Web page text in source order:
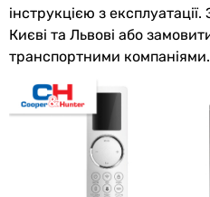
Внутрішній блок
Ширина
внутрішнього
внутрішнього
інструкцією з
Києві та Львові або
транспортними компаніями.